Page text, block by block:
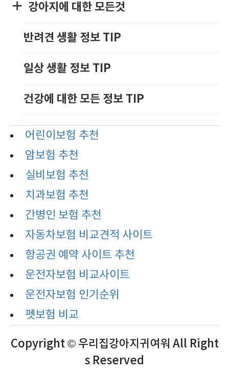
강아지에 대한 모든것
반려견 생활 정보 TIP
일상 생활 정보 TIP
건강에 대한 모든 정보 TIP
어린이보험 추천
암보험 추천
실비보험 추천
치과보험 추천
간병인 보험 추천
자동차보험 비교견적 사이트
항공권 예약 사이트 추천
운전자보험 비교사이트
운전자보험 인기순위
펫보험 비교
Copyright © 우리집강아지귀여워 All Right
s Reserved